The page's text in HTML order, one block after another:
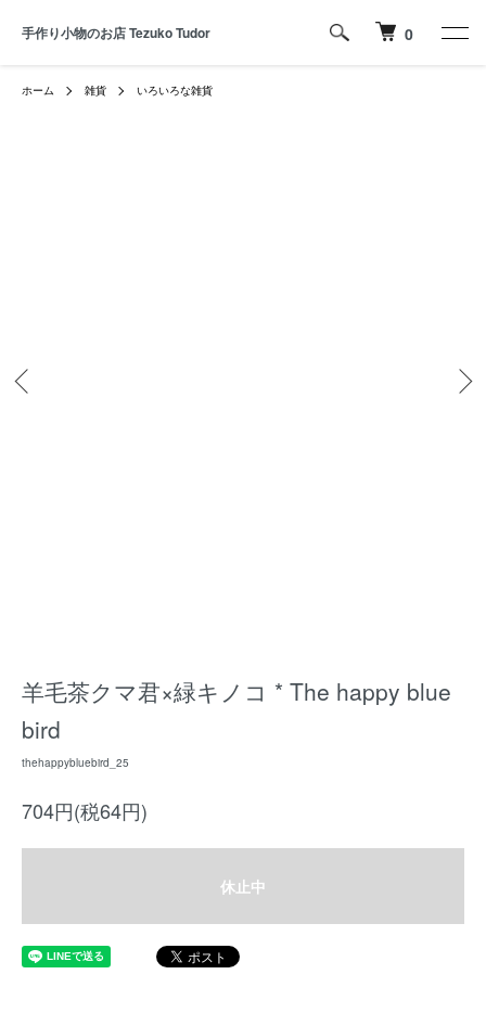
手作り小物のお店 Tezuko Tudor 0
ホーム 雑貨 いろいろな雑貨
羊毛茶クマ君×緑キノコ * The happy blue
bird
thehappybluebird_25
704円(税64円)
休止中